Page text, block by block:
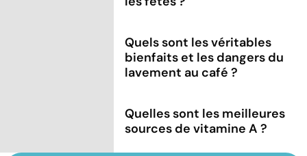
Quels sont les véritables
bienfaits et les dangers du
lavement au café ?
Quelles sont les meilleures
sources de vitamine A ?